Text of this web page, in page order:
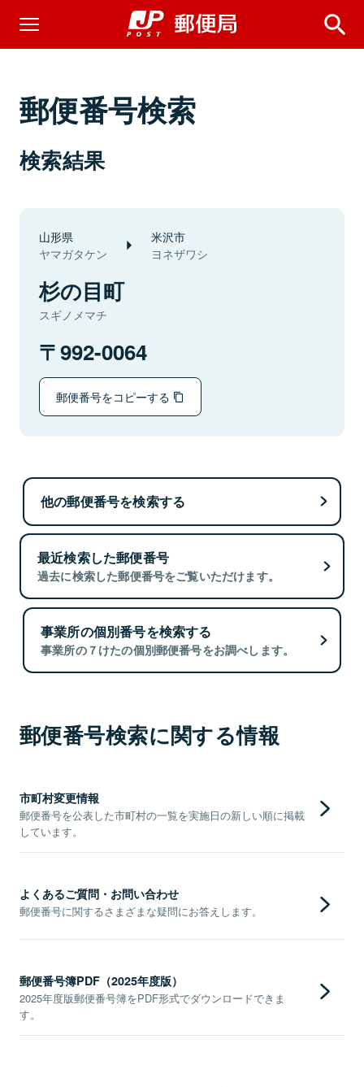
郵便番号検索
検索結果
山形県
ヤマガタケン
米沢市
ヨネザワシ
杉の目町
スギノメマチ
992-0064
郵便番号をコピーする
他の郵便番号を検索する
最近検索した郵便番号
過去に検索した郵便番号をご覧いただけます。
事業所の個別番号を検索する
事業所の７けたの個別郵便番号をお調べします。
郵便番号検索に関する情報
市町村変更情報
郵便番号を公表した市町村の一覧を実施日の新しい順に掲載
しています。
よくあるご質問・お問い合わせ
郵便番号に関するさまざまな疑問にお答えします。
郵便番号簿PDF（2025年度版）
2025年度版郵便番号簿をPDF形式でダウンロードできま
す。